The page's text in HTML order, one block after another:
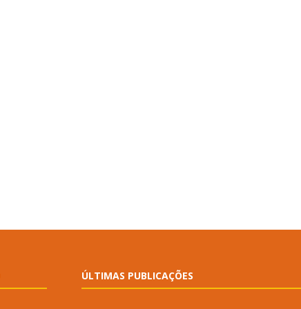
ÚLTIMAS PUBLICAÇÕES